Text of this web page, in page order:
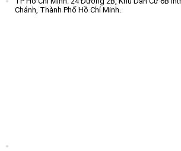
Chánh, Thành Phố Hồ Chí Minh.